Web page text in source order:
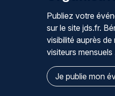
Publiez votre
sur le site jds.fr.
visibilité auprès
visiteurs mensuels
Je publie mon